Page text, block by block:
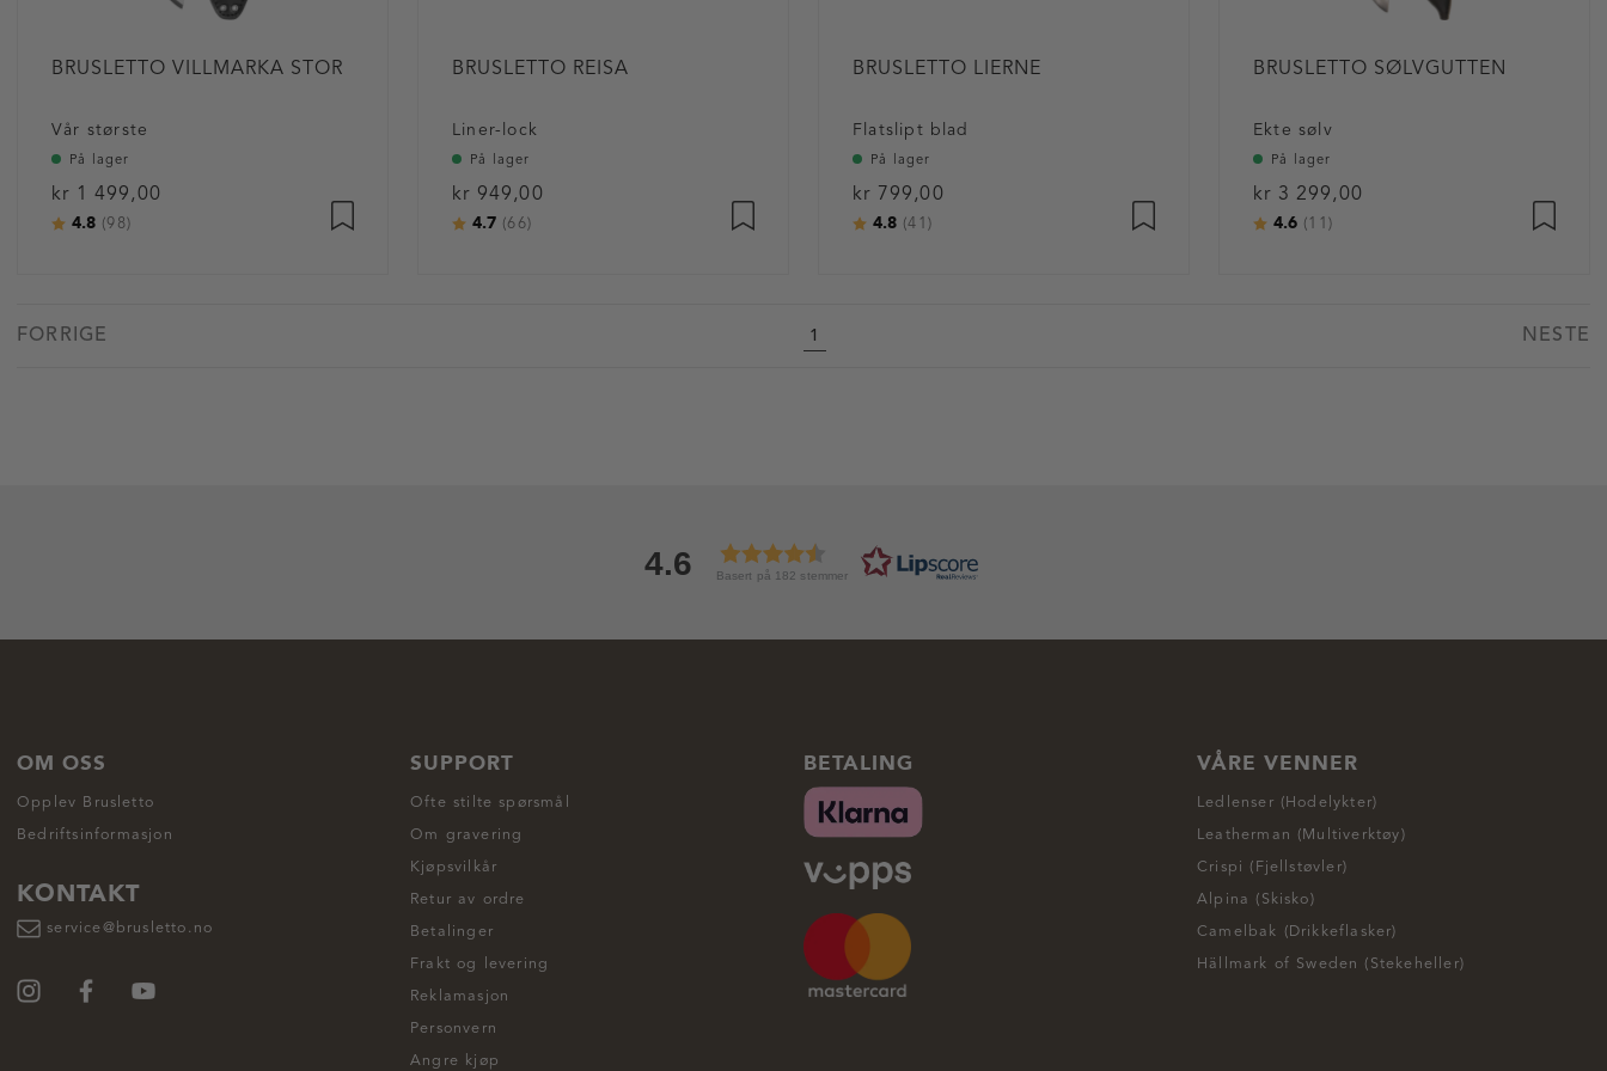
BRUSLETTO VILLMARKA STOR
Vår største
På lager
kr 1 499,00
Karakter:
4.8 (98)
BRUSLETTO REISA
Liner-lock
På lager
kr 949,00
Karakter:
4.7 (66)
BRUSLETTO LIERNE
Flatslipt blad
På lager
kr 799,00
Karakter:
4.8 (41)
BRUSLETTO SØLVGUTTEN
Ekte sølv
På lager
kr 3 299,00
Karakter:
4.6 (11)
FORRIGE 1 NESTE
4.6 Basert på 182 stemmer
OM OSS
Opplev Brusletto
Bedriftsinformasjon
KONTAKT
service@brusletto.no
SUPPORT
Ofte stilte spørsmål
Om gravering
Kjøpsvilkår
Retur av ordre
Betalinger
Frakt og levering
Reklamasjon
Personvern
Angre kjøp
BETALING VÅRE VENNER
Ledlenser (Hodelykter)
Leatherman (Multiverktøy)
Crispi (Fjellstøvler)
Alpina (Skisko)
Camelbak (Drikkeflasker)
Hällmark of Sweden (Stekeheller)